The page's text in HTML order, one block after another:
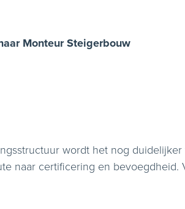
Monteur Steigerbouw
wordt het nog
naar certificering en